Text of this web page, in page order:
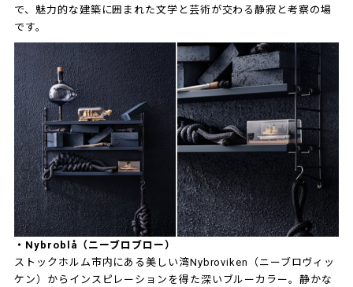
で、魅力的な建築に囲まれた文学と芸術が交わる静寂と考察の場
です。
・Nybroblå（ニーブロブロー）
ストックホルム市内にある美しい湾Nybroviken（ニーブロヴィッ
ケン）からインスピレーションを得た深いブルーカラー。静かな